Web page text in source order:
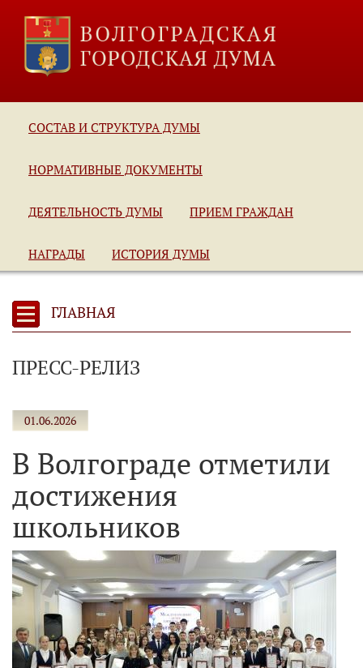
СОСТАВ И СТРУКТУРА ДУМЫ
НОРМАТИВНЫЕ ДОКУМЕНТЫ
ДЕЯТЕЛЬНОСТЬ ДУМЫ ПРИЕМ ГРАЖДАН
НАГРАДЫ ИСТОРИЯ ДУМЫ
ГЛАВНАЯ
ПРЕСС-РЕЛИЗ
01.06.2026
В Волгограде отметили
достижения
школьников